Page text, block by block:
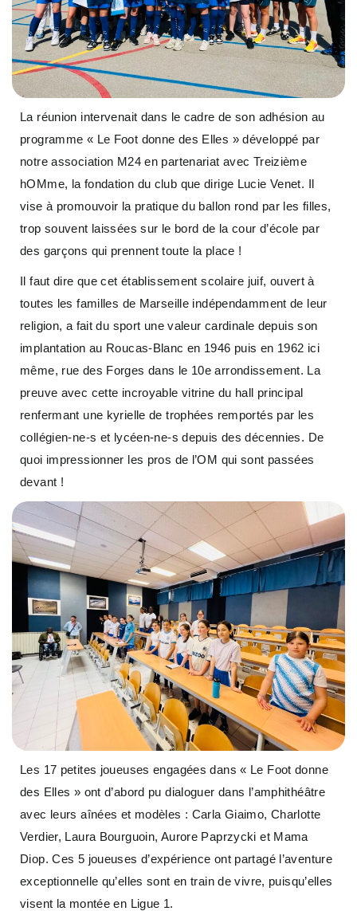
La réunion intervenait dans le cadre de son adhésion au
programme « Le Foot donne des Elles » développé par
notre association M24 en partenariat avec Treizième
hOMme, la fondation du club que dirige Lucie Venet. Il
vise à promouvoir la pratique du ballon rond par les filles,
trop souvent laissées sur le bord de la cour d’école par
des garçons qui prennent toute la place !
Il faut dire que cet établissement scolaire juif, ouvert à
toutes les familles de Marseille indépendamment de leur
religion, a fait du sport une valeur cardinale depuis son
implantation au Roucas-Blanc en 1946 puis en 1962 ici
même, rue des Forges dans le 10e arrondissement. La
preuve avec cette incroyable vitrine du hall principal
renfermant une kyrielle de trophées remportés par les
collégien-ne-s et lycéen-ne-s depuis des décennies. De
quoi impressionner les pros de l’OM qui sont passées
devant !
Les 17 petites joueuses engagées dans « Le Foot donne
des Elles » ont d’abord pu dialoguer dans l’amphithéâtre
avec leurs aînées et modèles : Carla Giaimo, Charlotte
Verdier, Laura Bourguoin, Aurore Paprzycki et Mama
Diop. Ces 5 joueuses d’expérience ont partagé l’aventure
exceptionnelle qu’elles sont en train de vivre, puisqu’elles
visent la montée en Ligue 1.